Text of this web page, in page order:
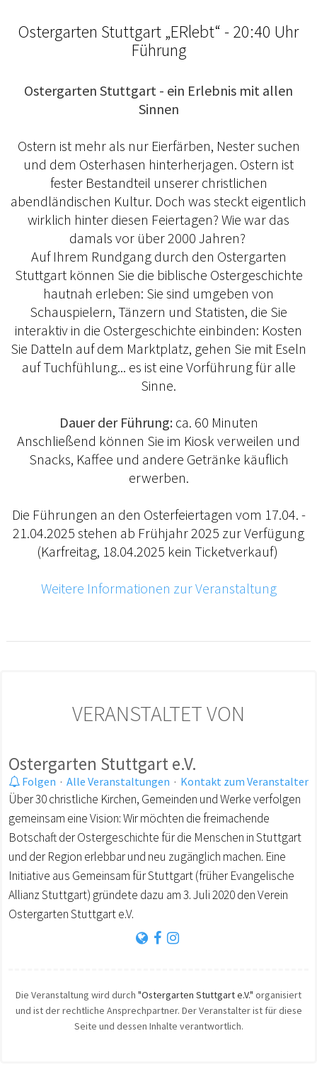
Ostergarten Stuttgart „ERlebt“ - 20:40 Uhr
Führung
Ostergarten Stuttgart - ein Erlebnis mit allen
Sinnen
Ostern ist mehr als nur Eierfärben, Nester suchen
und dem Osterhasen hinterherjagen. Ostern ist
fester Bestandteil unserer christlichen
abendländischen Kultur. Doch was steckt eigentlich
wirklich hinter diesen Feiertagen? Wie war das
damals vor über 2000 Jahren?
Auf Ihrem Rundgang durch den Ostergarten
Stuttgart können Sie die biblische Ostergeschichte
hautnah erleben: Sie sind umgeben von
Schauspielern, Tänzern und Statisten, die Sie
interaktiv in die Ostergeschichte einbinden: Kosten
Sie Datteln auf dem Marktplatz, gehen Sie mit Eseln
auf Tuchfühlung... es ist eine Vorführung für alle
Sinne.
Dauer der Führung:ca. 60 Minuten
Anschließend können Sie im Kiosk verweilen und
Snacks, Kaffee und andere Getränke käuflich
erwerben.
Die Führungen an den Osterfeiertagen vom 17.04. -
21.04.2025 stehen ab Frühjahr 2025 zur Verfügung
(Karfreitag, 18.04.2025 kein Ticketverkauf)
Weitere Informationen zur Veranstaltung
VERANSTALTET VON
Ostergarten Stuttgart e.V.
Folgen · Alle Veranstaltungen · Kontakt zum Veranstalter
Über 30 christliche Kirchen, Gemeinden und Werke verfolgen
gemeinsam eine Vision: Wir möchten die freimachende
Botschaft der Ostergeschichte für die Menschen in Stuttgart
und der Region erlebbar und neu zugänglich machen. Eine
Initiative aus Gemeinsam für Stuttgart (früher Evangelische
Allianz Stuttgart) gründete dazu am 3. Juli 2020 den Verein
Ostergarten Stuttgart e.V.
Die Veranstaltung wird durch "Ostergarten Stuttgart e.V." organisiert
und ist der rechtliche Ansprechpartner. Der Veranstalter ist für diese
Seite und dessen Inhalte verantwortlich.